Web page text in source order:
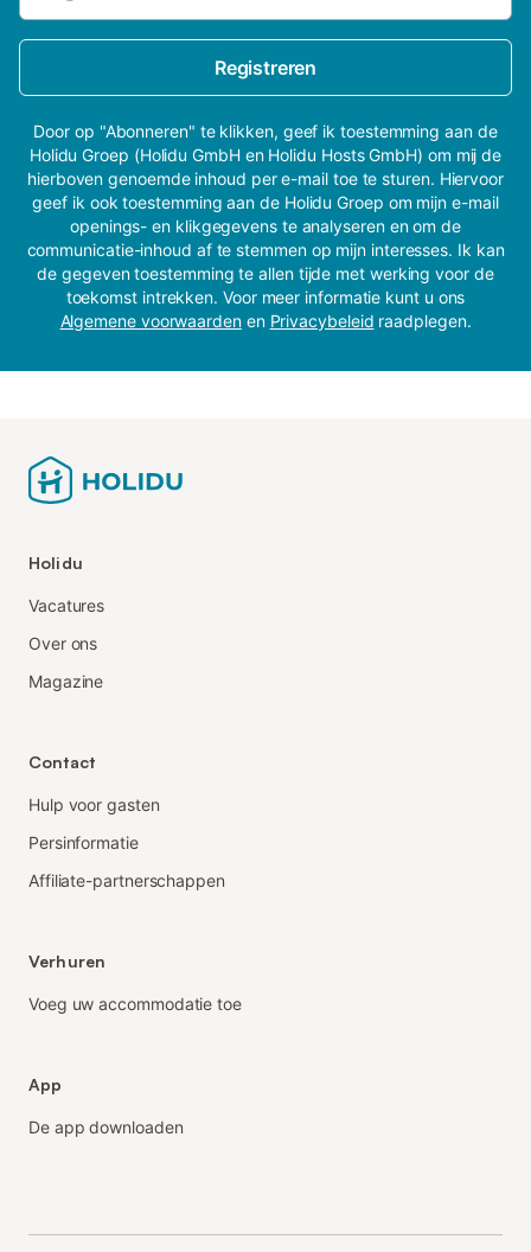
Registreren
Door op "Abonneren" te klikken, geef ik toestemming aan de
Holidu Groep (Holidu GmbH en Holidu Hosts GmbH) om mij de
hierboven genoemde inhoud per e-mail toe te sturen. Hiervoor
geef ik ook toestemming aan de Holidu Groep om mijn e-mail
openings- en klikgegevens te analyseren en om de
communicatie-inhoud af te stemmen op mijn interesses. Ik kan
de gegeven toestemming te allen tijde met werking voor de
toekomst intrekken. Voor meer informatie kunt u ons
Algemene voorwaardenen Privacybeleid raadplegen.
Holidu
Vacatures
Over ons
Magazine
Contact
Hulp voor gasten
Persinformatie
Affiliate-partnerschappen
Verhuren
Voeg uw accommodatie toe
App
De app downloaden